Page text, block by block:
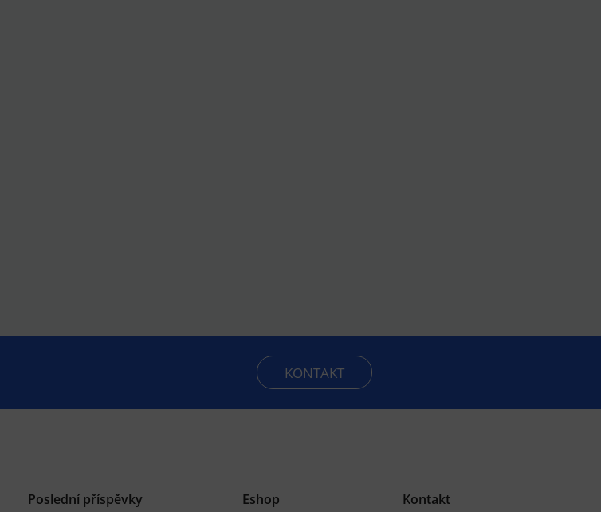
KONTAKT
Poslední příspěvky Eshop Kontakt